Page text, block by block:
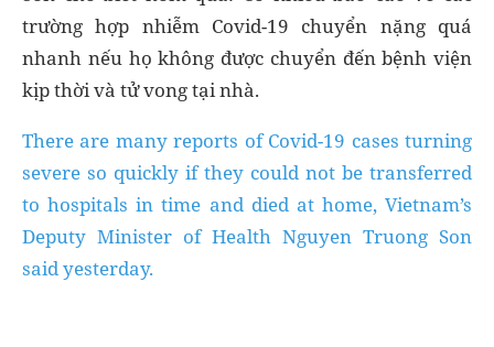
trường hợp nhiễm Covid-19 chuyển nặng quá
nhanh nếu họ không được chuyển đến bệnh viện
kịp thời và tử vong tại nhà.
There are many reports of Covid-19 cases turning
severe so quickly if they could not be transferred
to hospitals in time and died at home, Vietnam’s
Deputy Minister of Health Nguyen Truong Son
said yesterday.